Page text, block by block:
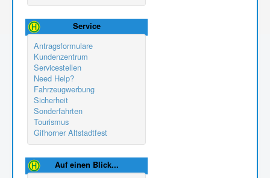
Service
Antragsformulare
Kundenzentrum
Servicestellen
Need Help?
Fahrzeugwerbung
Sicherheit
Sonderfahrten
Tourismus
Gifhorner Altstadtfest
Auf einen Blick...